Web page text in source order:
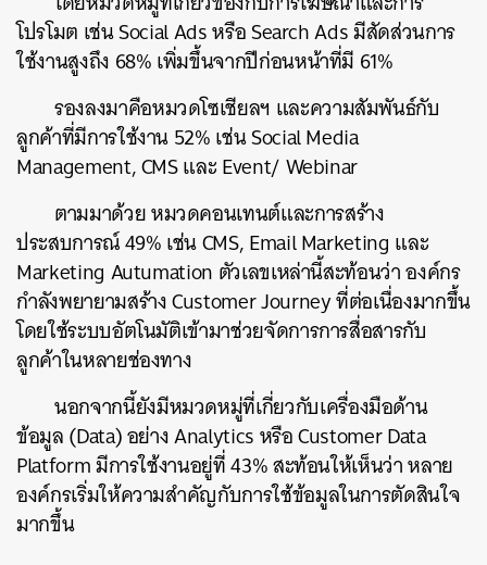
โปรโมต เช่น Social Ads หรือ Search Ads มีสัดส่วนการ
ใช้งานสูงถึง 68% เพิ่มขึ้นจากปีก่อนหน้าที่มี 61%
รองลงมาคือหมวดโซเชียลฯ และความสัมพันธ์กับ
ลูกค้าที่มีการใช้งาน 52% เช่น Social Media
Management, CMS และ Event/ Webinar
ตามมาด้วย หมวดคอนเทนต์และการสร้าง
ประสบการณ์ 49% เช่น CMS, Email Marketing และ
Marketing Autumation ตัวเลขเหล่านี้สะท้อนว่า องค์กร
กำลังพยายามสร้าง Customer Journey ที่ต่อเนื่องมากขึ้น
โดยใช้ระบบอัตโนมัติเข้ามาช่วยจัดการการสื่อสารกับ
ลูกค้าในหลายช่องทาง
นอกจากนี้ยังมีหมวดหมู่ที่เกี่ยวกับเครื่องมือด้าน
ข้อมูล (Data) อย่าง Analytics หรือ Customer Data
Platform มีการใช้งานอยู่ที่ 43% สะท้อนให้เห็นว่า หลาย
องค์กรเริ่มให้ความสำคัญกับการใช้ข้อมูลในการตัดสินใจ
มากขึ้น